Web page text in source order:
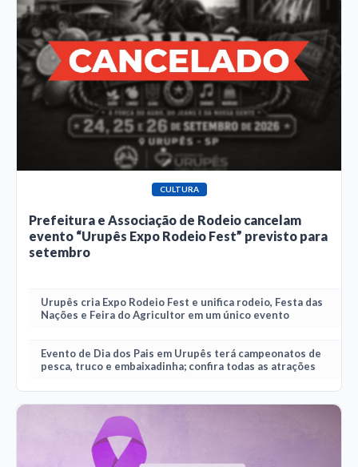
CULTURA
Prefeitura e Associação de Rodeio cancelam
evento “Urupês Expo Rodeio Fest” previsto para
setembro
Urupês cria Expo Rodeio Fest e unifica rodeio, Festa das
Nações e Feira do Agricultor em um único evento
Evento de Dia dos Pais em Urupês terá campeonatos de
pesca, truco e embaixadinha; confira todas as atrações